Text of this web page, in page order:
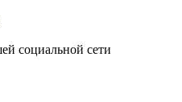
социальной сети